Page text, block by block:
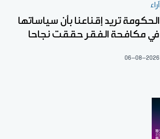
آراء
الحكومة تريد إقناعنا بأن سياساتها
في مكافحة الفقر حققت نجاحا
06-08-2026